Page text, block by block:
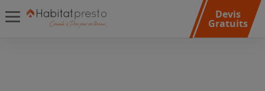
Devis
Gratuits